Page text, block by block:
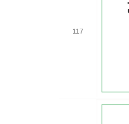
117